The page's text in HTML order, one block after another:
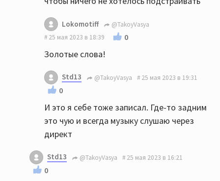
Lokomotiff
@TakoyVasya
25 мая 2023 в 18:39
0
Золотые слова!
Std13 @TakoyVasya 25 мая 2023 в 19:31
0
И это я себе тоже записал. Где-то задним
это чую и всегда музыку слушаю через
директ
Std13 @TakoyVasya 25 мая 2023 в 16:21
0